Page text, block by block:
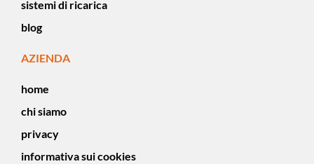
sistemi di ricarica
blog
AZIENDA
home
chi siamo
privacy
informativa sui cookies